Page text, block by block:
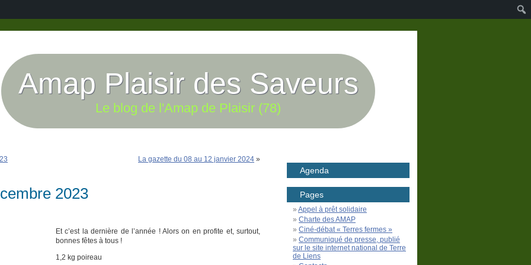
Amap Plaisir des Saveurs
Le blog de l'Amap de Plaisir (78)
La gazette du 08 au 12 janvier 2024 »
2023
Et c’est la dernière de l’année ! Alors on en profite et, surtout,
bonnes fêtes à tous !
1,2 kg poireau
Agenda
Pages
Appel à prêt solidaire
Charte des AMAP
Ciné-débat « Terres fermes »
Communiqué de presse, publié
sur le site internet national de Terre
de Liens